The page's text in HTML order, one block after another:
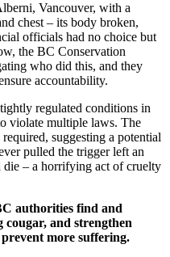
Vancouver, with a
chest – its body broken,
officials had no choice but
the BC Conservation
who did this, and they
accountability.
regulated conditions in
violate multiple laws. The
suggesting a potential
pulled the trigger left an
– a horrifying act of cruelty
authorities find and
cougar, and strengthen
more suffering.